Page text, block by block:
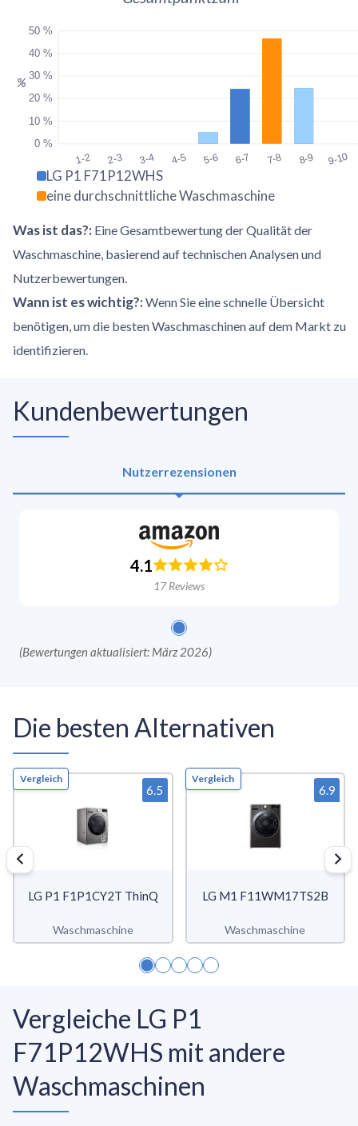
1-2 2-3 3-4 4-5 5-6 6-7 7-8 8-9 9-10
0 %
10 %
20 %
30 %
40 %
50 %
%
LG P1 F71P12WHS
eine durchschnittliche Waschmaschine
Was ist das?: Eine Gesamtbewertung der Qualität der
Waschmaschine, basierend auf technischen Analysen und
Nutzerbewertungen.
Wann ist es wichtig?: Wenn Sie eine schnelle Übersicht
benötigen, um die besten Waschmaschinen auf dem Markt zu
identifizieren.
Kundenbewertungen
Nutzerrezensionen
4.1
17Reviews
(Bewertungen aktualisiert: März 2026)
Die besten Alternativen
Vergleich
LG P1 F1P1CY2T ThinQ
Waschmaschine
6.5
Vergleich
LG M1 F11WM17TS2B
Waschmaschine
6.9
Vergleiche LG P1
F71P12WHS mit andere
Waschmaschinen